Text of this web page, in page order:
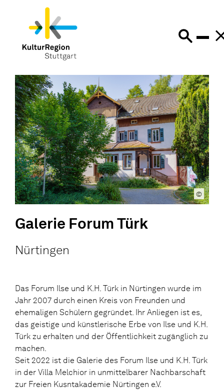
©
Galerie Forum Türk
Nürtingen
Das Forum Ilse und K.H. Türk in Nürtingen wurde im
Jahr 2007 durch einen Kreis von Freunden und
ehemaligen Schülern gegründet. Ihr Anliegen ist es,
das geistige und künstlerische Erbe von Ilse und K.H.
Türk zu erhalten und der Öffentlichkeit zugänglich zu
machen.
Seit 2022 ist die Galerie des Forum Ilse und K.H. Türk
in der Villa Melchior in unmittelbarer Nachbarschaft
zur Freien Kusntakademie Nürtingen e.V.